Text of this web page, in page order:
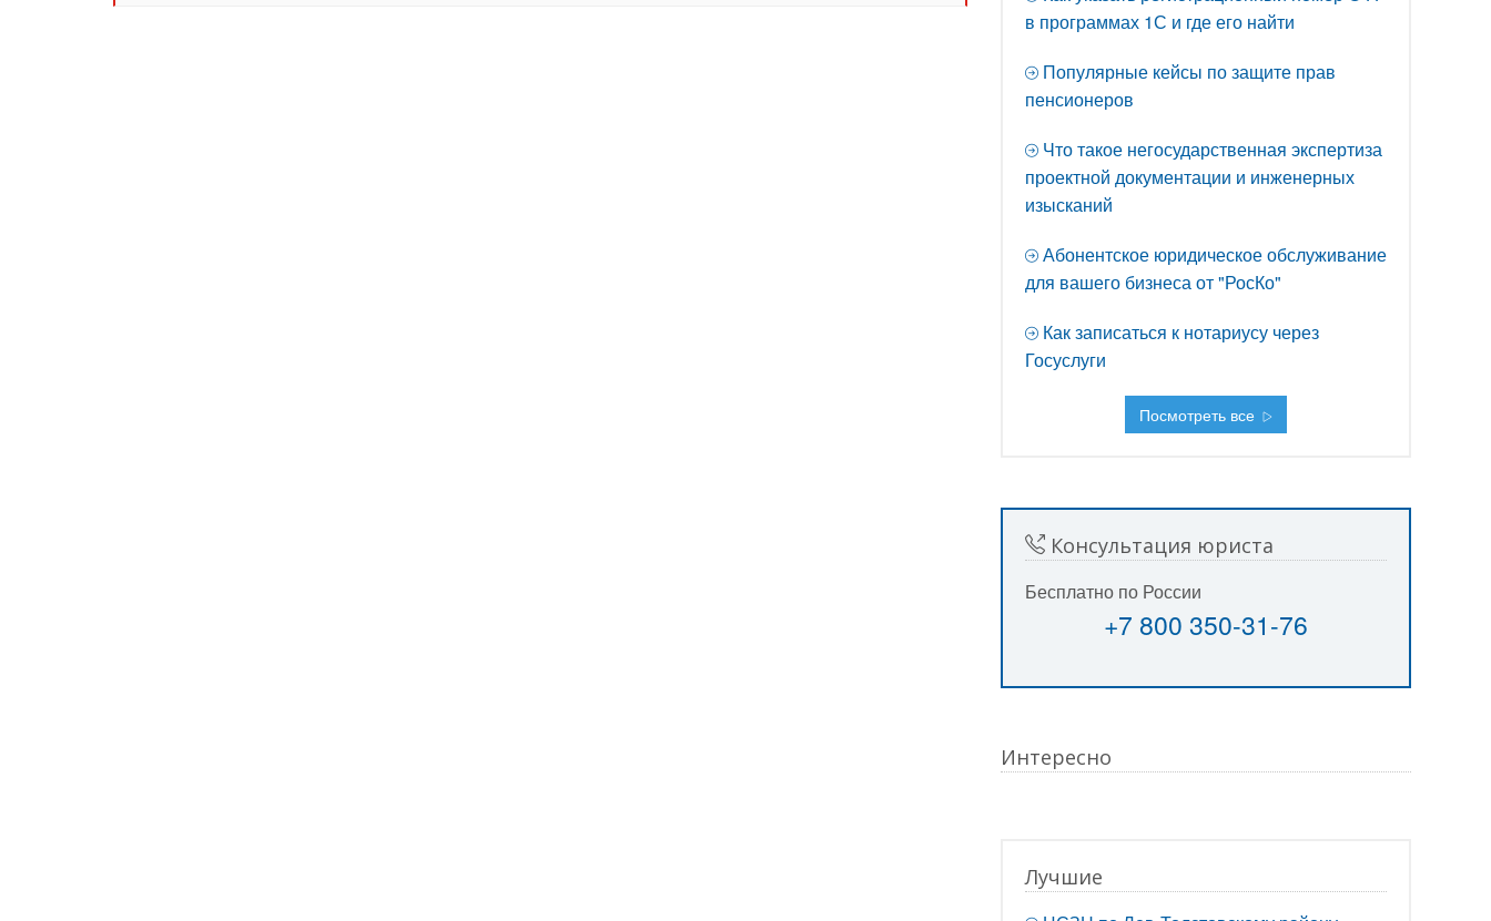
в программах 1С и где его найти
Популярные кейсы по защите прав
пенсионеров
Что такое негосударственная экспертиза
проектной документации и инженерных
изысканий
Абонентское юридическое обслуживание
для вашего бизнеса от "РосКо"
Как записаться к нотариусу через
Госуслуги
Посмотреть все
Консультация юриста
Бесплатно по России
+7 800 350-31-76
Интересно
Лучшие